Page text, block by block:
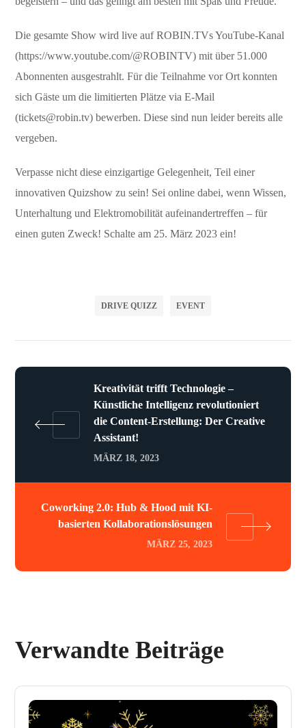
Die gesamte Show wird live auf ROBIN.TVs YouTube-Kanal
(https://www.youtube.com/@ROBINTV) mit über 51.000
Abonnenten ausgestrahlt. Für die Teilnahme vor Ort konnten
sich Gäste um die limitierten Plätze via E-Mail
(tickets@robin.tv) bewerben. Diese sind nun leider bereits alle
vergeben.
Verpasse nicht diese einzigartige Gelegenheit, Teil einer
innovativen Quizshow zu sein! Sei online dabei, wenn Wissen,
Unterhaltung und Elektromobilität aufeinandertreffen – für
einen guten Zweck! Schalte am 25. März 2023 ein!
DRIVE QUIZZ EVENT
Kreativität trifft Technologie –
Künstliche Intelligenz revolutioniert
die Content-Erstellung: Der Creative
Assistant!
MÄRZ 18, 2023
Coworking 2.0: Hub & Hood mit KI-
basierten Kollaborationslösungen
MÄRZ 25, 2023
Verwandte Beiträge